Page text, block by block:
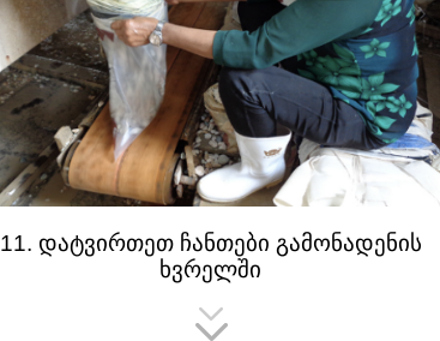
11. დატვირთეთ ჩანთები გამონადენის
ხვრელში